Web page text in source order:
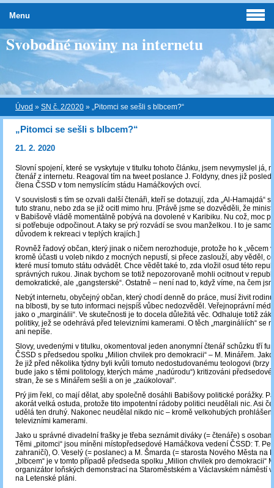
Svobodné noviny na internetu
Úvod » SN č. 2/2020 » „Pitomci se sešli s blbcem?“
„Pitomci se sešli s blbcem?“
21. 2. 2020
Slovní spojení, které se vyskytuje v titulku tohoto článku, jsem nevymyslel já,
čtenář z internetu. Reagoval tím na tweet poslance J. Foldyny, dnes již
člena ČSSD v tom nemyslícím stádu Hamáčkových ovcí.
V souvislosti s tím se ozvali další čtenáři, kteří se dotazují, zda „Al-Hamajdá“
tuto stranu, nebo zda se již ocitl mimo hru. [Právě jsme se dozvěděli, že
v Babišově vládě momentálně pobývá na dovolené v Karibiku. Nu což, moc
si potřebuje odpočinout. A taky se prý rozvádí se svou manželkou. I to je
důvodem k rekreaci v teplých krajích.]
Rovněž řadový občan, který jinak o ničem nerozhoduje, protože ho k „věcem
kromě účasti u voleb nikdo z mocných nepustí, si přece zaslouží, aby věděl,
které musí tomuto státu odvádět. Chce vědět také to, zda vložil osud této
správných rukou. Jinak bychom se totiž nepozorovaně mohli ocitnout v
demokratické, ale „gangsterské“. Ostatně – není nad to, když víme, na čem
Nebýt internetu, obyčejný občan, který chodí denně do práce, musí živit
na blbosti, by se tuto informaci nejspíš vůbec nedozvěděl. Veřejnoprávní
jako o „marginálii“. Ve skutečnosti je to docela důležitá věc. Odhaluje totiž
politiky, jež se odehrává před televizními kamerami. O těch „margináliích“ se
ani nepíše.
Slovy, uvedenými v titulku, okomentoval jeden anonymní čtenář schůzku tří
ČSSD s předsedou spolku „Milion chvilek pro demokracii“ – M. Minářem.
že již před několika týdny byli kvůli tomuto nedostudovanému teologovi (brzy
bude jako s těmi politology, kterých máme „nadúrodu“) kritizováni
stran, že se s Minářem sešli a on je „zaúkoloval“.
Prý jim řekl, co mají dělat, aby společně dosáhli Babišovy politické porážky.
akorát velká ostuda, protože tito impotentní rádoby politici neudělali nic. Asi
udělá ten druhý. Nakonec neudělal nikdo nic ‒ kromě velkohubých
televizními kamerami.
Jako u správné divadelní frašky je třeba seznámit diváky (= čtenáře) s
Těmi „pitomci“ jsou míněni místopředsedové Hamáčkova vedení ČSSD: T.
zahraničí), O. Veselý (= poslanec) a M. Šmarda (= starosta Nového Města na
„blbcem“ je v tomto případě předseda spolku „Milion chvilek pro demokracii“
organizátor loňských demonstrací na Staroměstském a Václavském náměstí
na Letenské pláni.
Menu